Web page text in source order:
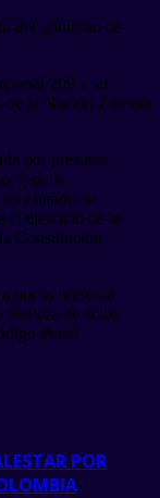
del gobierno de
209 y su
de la Nación Zoraida
por presunta
4) de la
su
el ejercicio de la
Constitución
por la presunta
de actos
Penal
POR